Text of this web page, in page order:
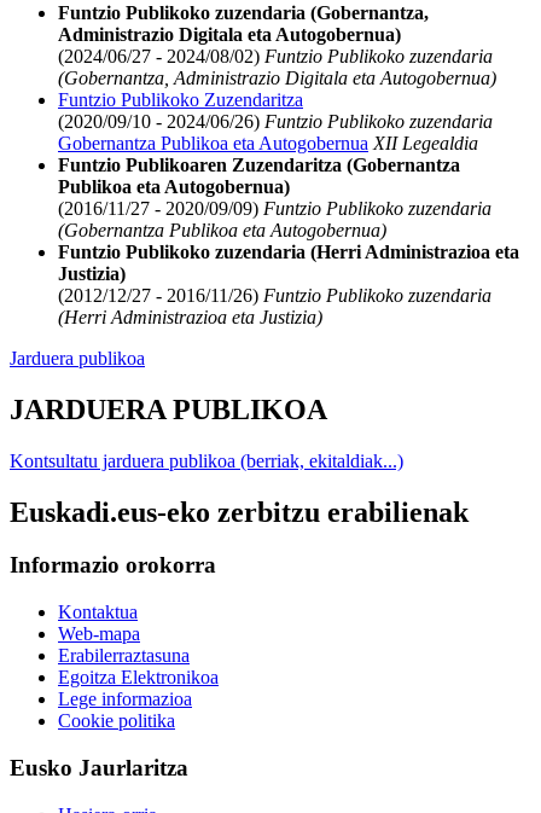
Funtzio Publikoko zuzendaria (Gobernantza,
Administrazio Digitala eta Autogobernua)
(2024/06/27 - 2024/08/02) Funtzio Publikoko zuzendaria
(Gobernantza, Administrazio Digitala eta Autogobernua)
Funtzio Publikoko Zuzendaritza
(2020/09/10 - 2024/06/26) Funtzio Publikoko zuzendaria
Gobernantza Publikoa eta Autogobernua XII Legealdia
Funtzio Publikoaren Zuzendaritza (Gobernantza
Publikoa eta Autogobernua)
(2016/11/27 - 2020/09/09) Funtzio Publikoko zuzendaria
(Gobernantza Publikoa eta Autogobernua)
Funtzio Publikoko zuzendaria (Herri Administrazioa eta
Justizia)
(2012/12/27 - 2016/11/26) Funtzio Publikoko zuzendaria
(Herri Administrazioa eta Justizia)
Jarduera publikoa
JARDUERA PUBLIKOA
Kontsultatu jarduera publikoa (berriak, ekitaldiak...)
Euskadi.eus-eko zerbitzu erabilienak
Informazio orokorra
Kontaktua
Web-mapa
Erabilerraztasuna
Egoitza Elektronikoa
Lege informazioa
Cookie politika
Eusko Jaurlaritza